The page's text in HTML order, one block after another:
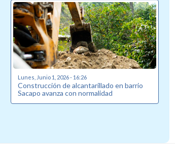
Lunes, Junio 1, 2026 - 16:26
Construcción de alcantarillado en barrio
Sacapo avanza con normalidad